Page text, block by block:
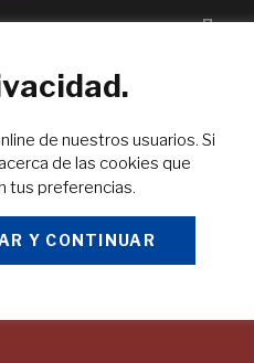
debajo de nuestra
sin sacrificar
auditorías
nuestros
de nuestros usuarios. Si
de las cookies que
tus preferencias.
Y CONTINUAR